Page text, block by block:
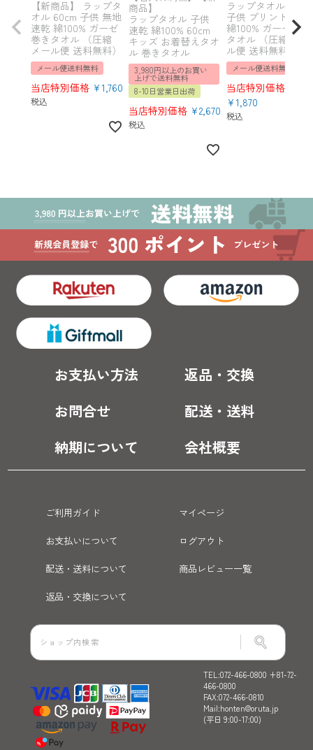
【新商品】 ラップタ
オル 60cm 子供 無地
速乾 綿100% ガーゼ
巻きタオル （圧縮
メール便 送料無料）
メール便送料無料
当店特別価格 ¥1,760
税込
商品】
ラップタオル 子供
速乾 綿100% 60cm
キッズ お着替えタオ
ル 巻きタオル
3,980円以上のお買い
上げで送料無料
8-10日営業日出荷
当店特別価格 ¥2,670
税込
ラップタオル 60cm
子供 プリント 速乾
綿100% ガーゼ 巻き
タオル （圧縮 メー
ル便 送料無料）
メール便送料無料
当店特別価格
¥1,870
税込
お支払い方法
返品・交換
お問合せ
配送・送料
納期について
会社概要
ご利用ガイド
マイページ
お支払いについて
ログアウト
配送・送料について
商品レビュー一覧
返品・交換について
TEL:072-466-0800 +81-72-
466-0800
FAX:072-466-0810
Mail:honten@oruta.jp
(平日 9:00-17:00)